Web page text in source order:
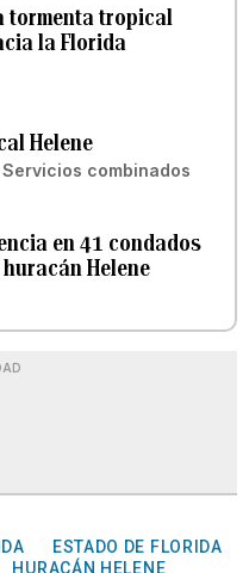
tormenta tropical
la Florida
Helene
Servicios combinados
en 41 condados
Helene
ESTADO DE FLORIDA
HURACÁN HELENE